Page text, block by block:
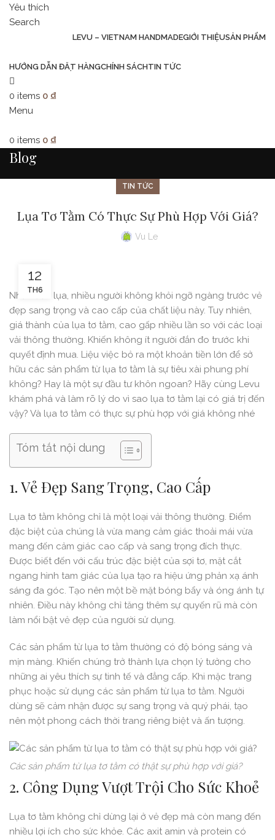
Yêu thích
Search
LEVU – VIETNAM HANDMADEGIỚI THIỆUSẢN PHẨM
HƯỚNG DẪN ĐẶT HÀNGCHÍNH SÁCHTIN TỨC
0 items 0 ₫
Menu
0 items 0 ₫
Blog
TIN TỨC
Lụa Tơ Tằm Có Thực Sự Phù Hợp Với Giá?
Vu Le
12
TH6
Nhắc đến lụa, nhiều người không khỏi ngỡ ngàng trước vẻ
đẹp sang trọng và cao cấp của chất liệu này. Tuy nhiên,
giá thành của lụa tơ tằm, cao gấp nhiều lần so với các loại
vải thông thường. Khiến không ít người đắn đo trước khi
quyết định mua. Liệu việc bỏ ra một khoản tiền lớn để sở
hữu các sản phẩm từ lụa tơ tằm là sự tiêu xài phung phí
không? Hay là một sự đầu tư khôn ngoan? Hãy cùng Levu
khám phá và làm rõ lý do vì sao lụa tơ tằm lại có giá trị đến
vậy? Và lụa tơ tằm có thực sự phù hợp với giá không nhé
Tóm tắt nội dung
1. Vẻ Đẹp Sang Trọng, Cao Cấp
Lụa tơ tằm không chỉ là một loại vải thông thường. Điểm
đặc biệt của chúng là vừa mang cảm giác thoải mái vừa
mang đến cảm giác cao cấp và sang trọng đích thực.
Được biết đến với cấu trúc đặc biệt của sợi tơ, mặt cắt
ngang hình tam giác của lụa tạo ra hiệu ứng phản xạ ánh
sáng đa góc. Tạo nên một bề mặt bóng bẩy và óng ánh tự
nhiên. Điều này không chỉ tăng thêm sự quyến rũ mà còn
làm nổi bật vẻ đẹp của người sử dụng.
Các sản phẩm từ lụa tơ tằm thường có độ bóng sáng và
mịn màng. Khiến chúng trở thành lựa chọn lý tưởng cho
những ai yêu thích sự tinh tế và đẳng cấp. Khi mặc trang
phục hoặc sử dụng các sản phẩm từ lụa tơ tằm. Người
dùng sẽ cảm nhận được sự sang trọng và quý phái, tạo
nên một phong cách thời trang riêng biệt và ấn tượng.
Các sản phẩm từ lụa tơ tằm có thật sự phù hợp với giá?
2. Công Dụng Vượt Trội Cho Sức Khoẻ
Lụa tơ tằm không chỉ dừng lại ở vẻ đẹp mà còn mang đến
nhiều lợi ích cho sức khỏe. Các axit amin và protein có